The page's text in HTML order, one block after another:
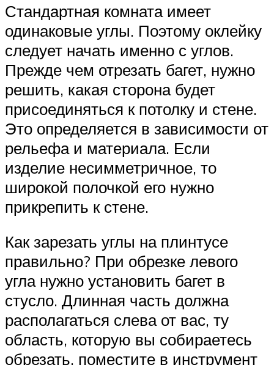
Стандартная комната имеет
одинаковые углы. Поэтому оклейку
следует начать именно с углов.
Прежде чем отрезать багет, нужно
решить, какая сторона будет
присоединяться к потолку и стене.
Это определяется в зависимости от
рельефа и материала. Если
изделие несимметричное, то
широкой полочкой его нужно
прикрепить к стене.
Как зарезать углы на плинтусе
правильно? При обрезке левого
угла нужно установить багет в
стусло. Длинная часть должна
располагаться слева от вас, ту
область, которую вы собираетесь
обрезать, поместите в инструмент